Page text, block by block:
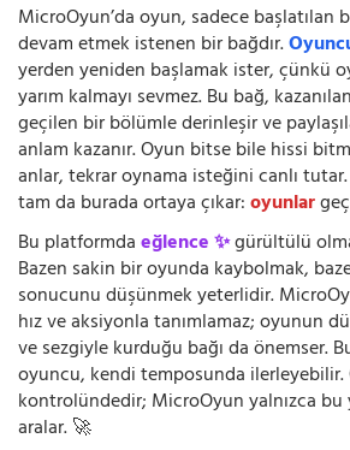
MicroOyun’da oyun, sadece başlatılan
devam etmek istenen bir bağdır.
yerden yeniden başlamak ister, çünkü
yarım kalmayı sevmez. Bu bağ,
geçilen bir bölümle derinleşir ve
anlam kazanır. Oyun bitse bile hissi
anlar, tekrar oynama isteğini canlı
tam da burada ortaya çıkar:oyunlar
Bu platformdaeğlence ✨gürültülü
Bazen sakin bir oyunda kaybolmak,
sonucunu düşünmek yeterlidir.
hız ve aksiyonla tanımlamaz; oyunun
ve sezgiyle kurduğu bağı da önemser.
oyuncu, kendi temposunda
kontrolündedir; MicroOyun yalnızca bu
aralar. 🚀